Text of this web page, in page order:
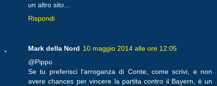
un altro sito...
Rispondi
Mark della Nord 10 maggio 2014 alle ore 12:05
@Pippo
Se tu preferisci l'arroganza di Conte, come scrivi, e non
avere chances per vincere la partita contro il Bayern, è un